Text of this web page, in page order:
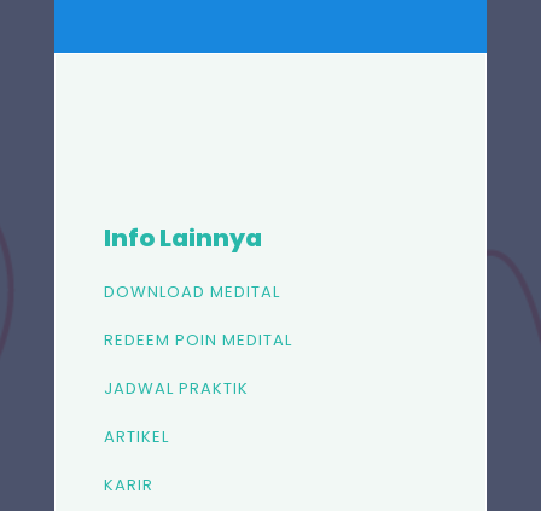
Info Lainnya
DOWNLOAD MEDITAL
REDEEM POIN MEDITAL
JADWAL PRAKTIK
ARTIKEL
KARIR